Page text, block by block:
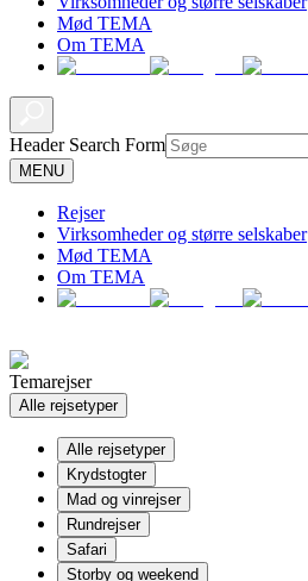
Mød TEMA
Om TEMA
Header Search Form
MENU
Rejser
Virksomheder og større selskaber
Mød TEMA
Om TEMA
Temarejser
Alle rejsetyper
Alle rejsetyper
Krydstogter
Mad og vinrejser
Rundrejser
Safari
Storby og weekend